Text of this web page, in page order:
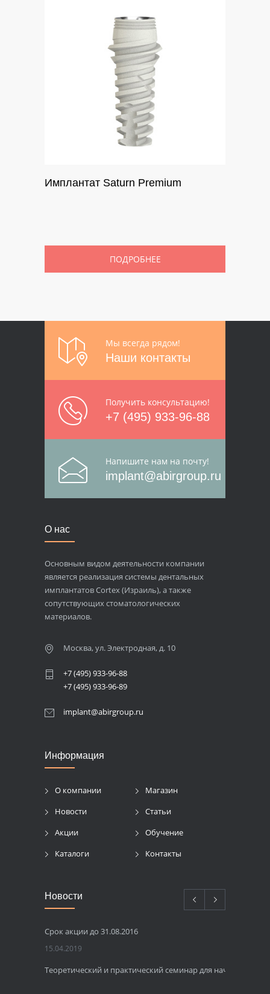
Имплантат Saturn Premium
ПОДРОБНЕЕ
Мы всегда рядом!
Наши контакты
Получить консультацию!
+7 (495) 933-96-88
Напишите нам на почту!
implant@abirgroup.ru
О нас
Основным видом деятельности компании
является реализация системы дентальных
имплантатов Cortex (Израиль), а также
сопутствующих стоматологических
материалов.
Москва, ул. Электродная, д. 10
+7 (495) 933-96-88
+7 (495) 933-96-89
implant@abirgroup.ru
Информация
О компании
Магазин
Новости
Статьи
Акции
Обучение
Каталоги
Контакты
Новости
Срок акции до 31.08.2016
15.04.2019
Теоретический и практический семинар для начинающих